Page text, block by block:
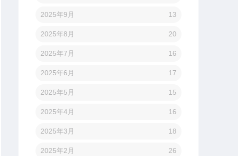
2025年9月 13
2025年8月 20
2025年7月 16
2025年6月 17
2025年5月 15
2025年4月 16
2025年3月 18
2025年2月 26